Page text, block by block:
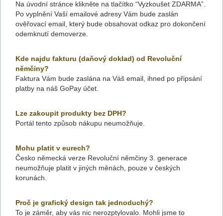
Na úvodní stránce klikněte na tlačítko “Vyzkoušet ZDARMA”.
Po vyplnění Vaší emailové adresy Vám bude zaslán
ověřovací email, který bude obsahovat odkaz pro dokončení
odemknutí demoverze.
Kde najdu fakturu (daňový doklad) od Revoluční
němčiny?
Faktura Vám bude zaslána na Váš email, ihned po připsání
platby na náš GoPay účet.
Lze zakoupit produkty bez DPH?
Portál tento způsob nákupu neumožňuje.
Mohu platit v eurech?
Česko německá verze Revoluční němčiny 3. generace
neumožňuje platit v jiných měnách, pouze v českých
korunách.
Proč je grafický design tak jednoduchý?
To je záměr, aby vás nic nerozptylovalo. Mohli jsme to